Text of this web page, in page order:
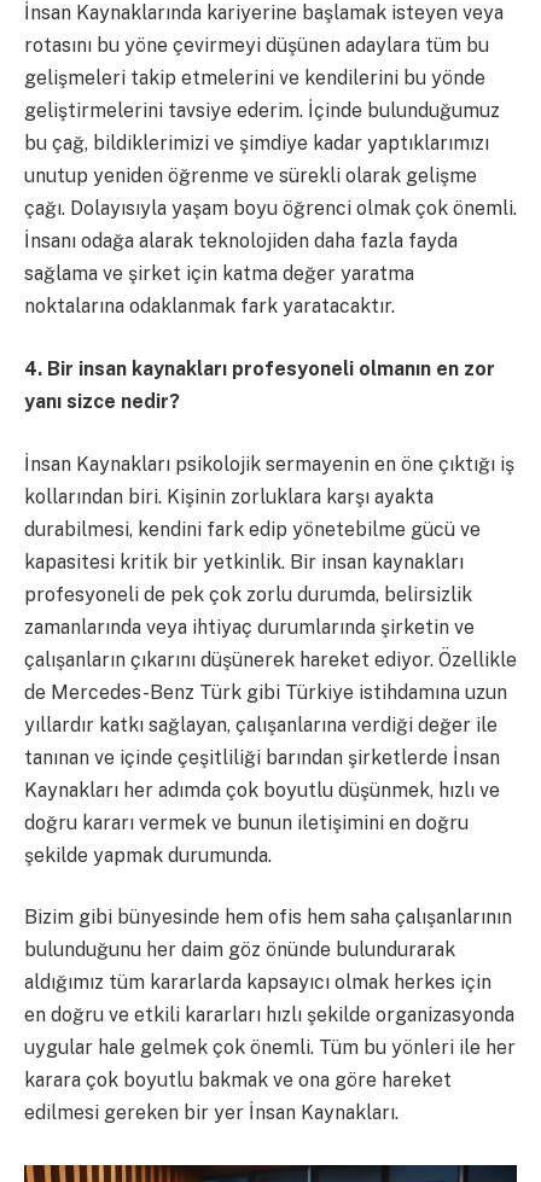
İnsan Kaynaklarında kariyerine başlamak isteyen veya
rotasını bu yöne çevirmeyi düşünen adaylara tüm bu
gelişmeleri takip etmelerini ve kendilerini bu yönde
geliştirmelerini tavsiye ederim. İçinde bulunduğumuz
bu çağ, bildiklerimizi ve şimdiye kadar yaptıklarımızı
unutup yeniden öğrenme ve sürekli olarak gelişme
çağı. Dolayısıyla yaşam boyu öğrenci olmak çok önemli.
İnsanı odağa alarak teknolojiden daha fazla fayda
sağlama ve şirket için katma değer yaratma
noktalarına odaklanmak fark yaratacaktır.
4. Bir insan kaynakları profesyoneli olmanın en zor
yanı sizce nedir?
İnsan Kaynakları psikolojik sermayenin en öne çıktığı iş
kollarından biri. Kişinin zorluklara karşı ayakta
durabilmesi, kendini fark edip yönetebilme gücü ve
kapasitesi kritik bir yetkinlik. Bir insan kaynakları
profesyoneli de pek çok zorlu durumda, belirsizlik
zamanlarında veya ihtiyaç durumlarında şirketin ve
çalışanların çıkarını düşünerek hareket ediyor. Özellikle
de Mercedes-Benz Türk gibi Türkiye istihdamına uzun
yıllardır katkı sağlayan, çalışanlarına verdiği değer ile
tanınan ve içinde çeşitliliği barından şirketlerde İnsan
Kaynakları her adımda çok boyutlu düşünmek, hızlı ve
doğru kararı vermek ve bunun iletişimini en doğru
şekilde yapmak durumunda.
Bizim gibi bünyesinde hem ofis hem saha çalışanlarının
bulunduğunu her daim göz önünde bulundurarak
aldığımız tüm kararlarda kapsayıcı olmak herkes için
en doğru ve etkili kararları hızlı şekilde organizasyonda
uygular hale gelmek çok önemli. Tüm bu yönleri ile her
karara çok boyutlu bakmak ve ona göre hareket
edilmesi gereken bir yer İnsan Kaynakları.